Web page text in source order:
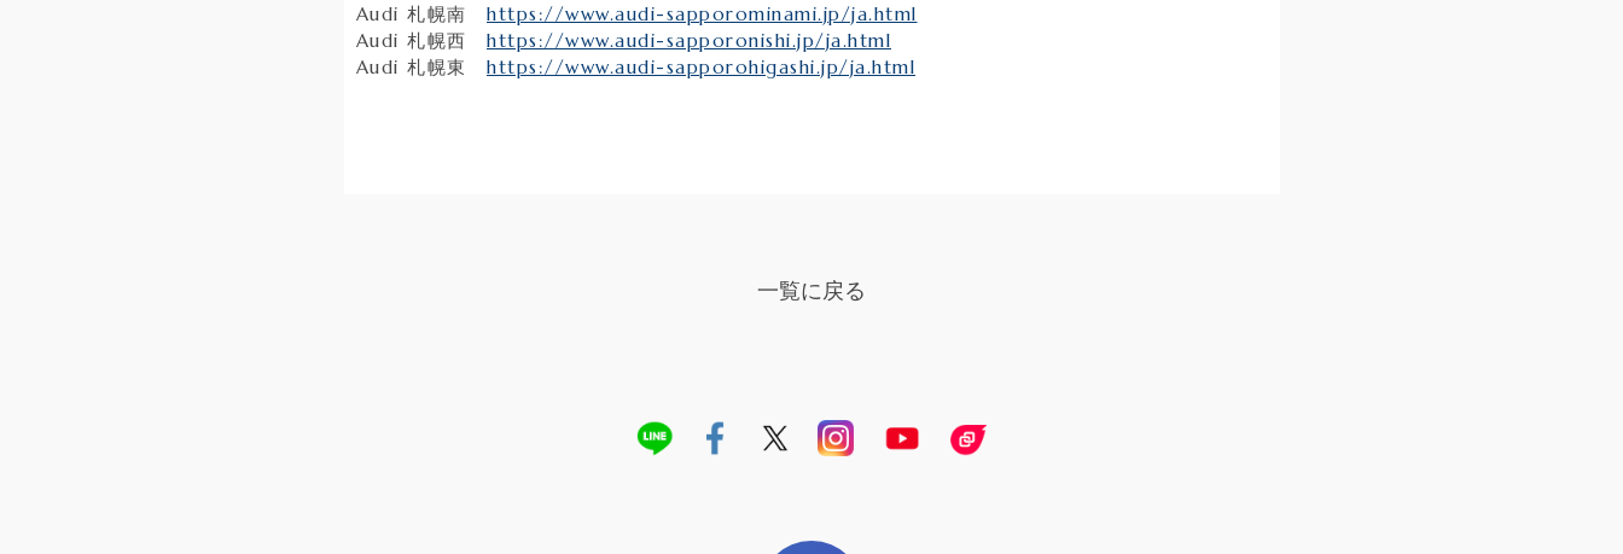
Audi 札幌南 https://www.audi-sapporominami.jp/ja.html
Audi 札幌西 https://www.audi-sapporonishi.jp/ja.html
Audi 札幌東 https://www.audi-sapporohigashi.jp/ja.html
一覧に戻る